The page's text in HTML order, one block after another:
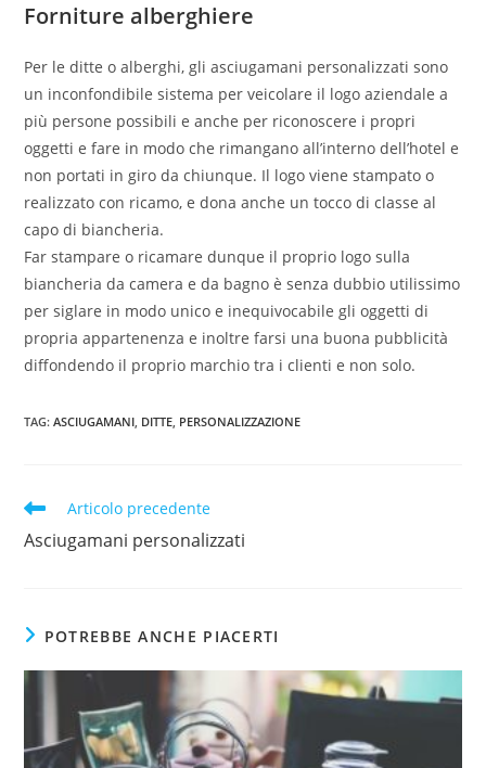
Forniture alberghiere
Per le ditte o alberghi, gli asciugamani personalizzati sono
un inconfondibile sistema per veicolare il logo aziendale a
più persone possibili e anche per riconoscere i propri
oggetti e fare in modo che rimangano all’interno dell’hotel e
non portati in giro da chiunque. Il logo viene stampato o
realizzato con ricamo, e dona anche un tocco di classe al
capo di biancheria.
Far stampare o ricamare dunque il proprio logo sulla
biancheria da camera e da bagno è senza dubbio utilissimo
per siglare in modo unico e inequivocabile gli oggetti di
propria appartenenza e inoltre farsi una buona pubblicità
diffondendo il proprio marchio tra i clienti e non solo.
TAG:ASCIUGAMANI, DITTE, PERSONALIZZAZIONE
Articolo precedente
Asciugamani personalizzati
POTREBBE ANCHE PIACERTI